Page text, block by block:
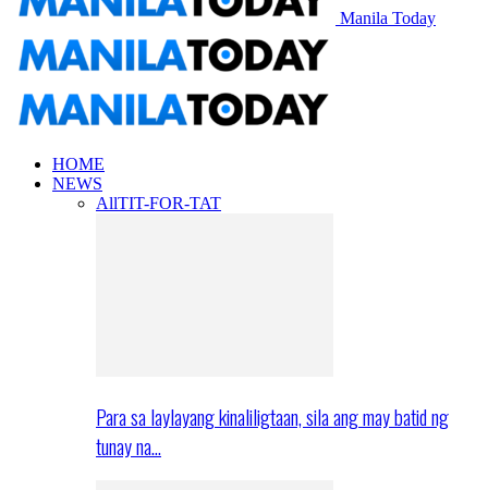
Manila Today
HOME
NEWS
AllTIT-FOR-TAT
Para sa laylayang kinaliligtaan, sila ang may batid ng
tunay na…